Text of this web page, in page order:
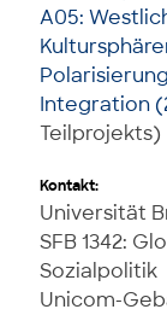
A05:
Integration
Teilprojekts)
Kontakt:
Universität
SFB 1342:
Sozialpolitik
Unicom-